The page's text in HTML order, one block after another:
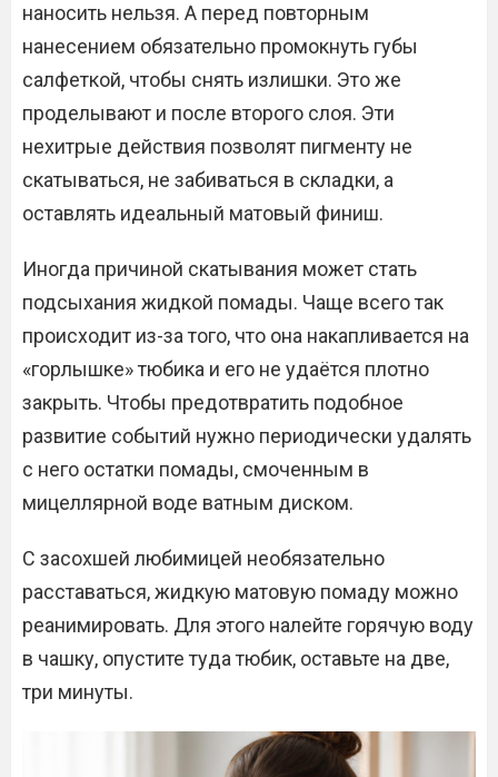
наносить нельзя. А перед повторным
нанесением обязательно промокнуть губы
салфеткой, чтобы снять излишки. Это же
проделывают и после второго слоя. Эти
нехитрые действия позволят пигменту не
скатываться, не забиваться в складки, а
оставлять идеальный матовый финиш.
Иногда причиной скатывания может стать
подсыхания жидкой помады. Чаще всего так
происходит из-за того, что она накапливается на
«горлышке» тюбика и его не удаётся плотно
закрыть. Чтобы предотвратить подобное
развитие событий нужно периодически удалять
с него остатки помады, смоченным в
мицеллярной воде ватным диском.
С засохшей любимицей необязательно
расставаться, жидкую матовую помаду можно
реанимировать. Для этого налейте горячую воду
в чашку, опустите туда тюбик, оставьте на две,
три минуты.